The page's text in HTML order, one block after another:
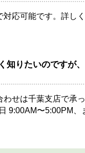
応可能です。詳し
知りたいのですが
わせは千葉支店で承
9:00AM〜5:00PM、